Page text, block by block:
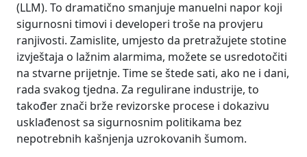
(LLM). To dramatično smanjuje manuelni napor koji
sigurnosni timovi i developeri troše na provjeru
ranjivosti. Zamislite, umjesto da pretražujete stotine
izvještaja o lažnim alarmima, možete se usredotočiti
na stvarne prijetnje. Time se štede sati, ako ne i dani,
rada svakog tjedna. Za regulirane industrije, to
također znači brže revizorske procese i dokazivu
usklađenost sa sigurnosnim politikama bez
nepotrebnih kašnjenja uzrokovanih šumom.